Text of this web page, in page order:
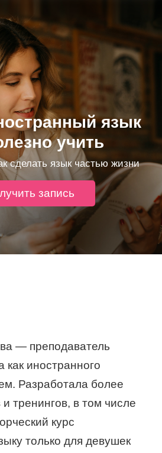
язык
учить
сделать язык частью жизни
запись
— преподаватель
как иностранного
Разработала более
тренингов, в том числе
курс
только для девушек